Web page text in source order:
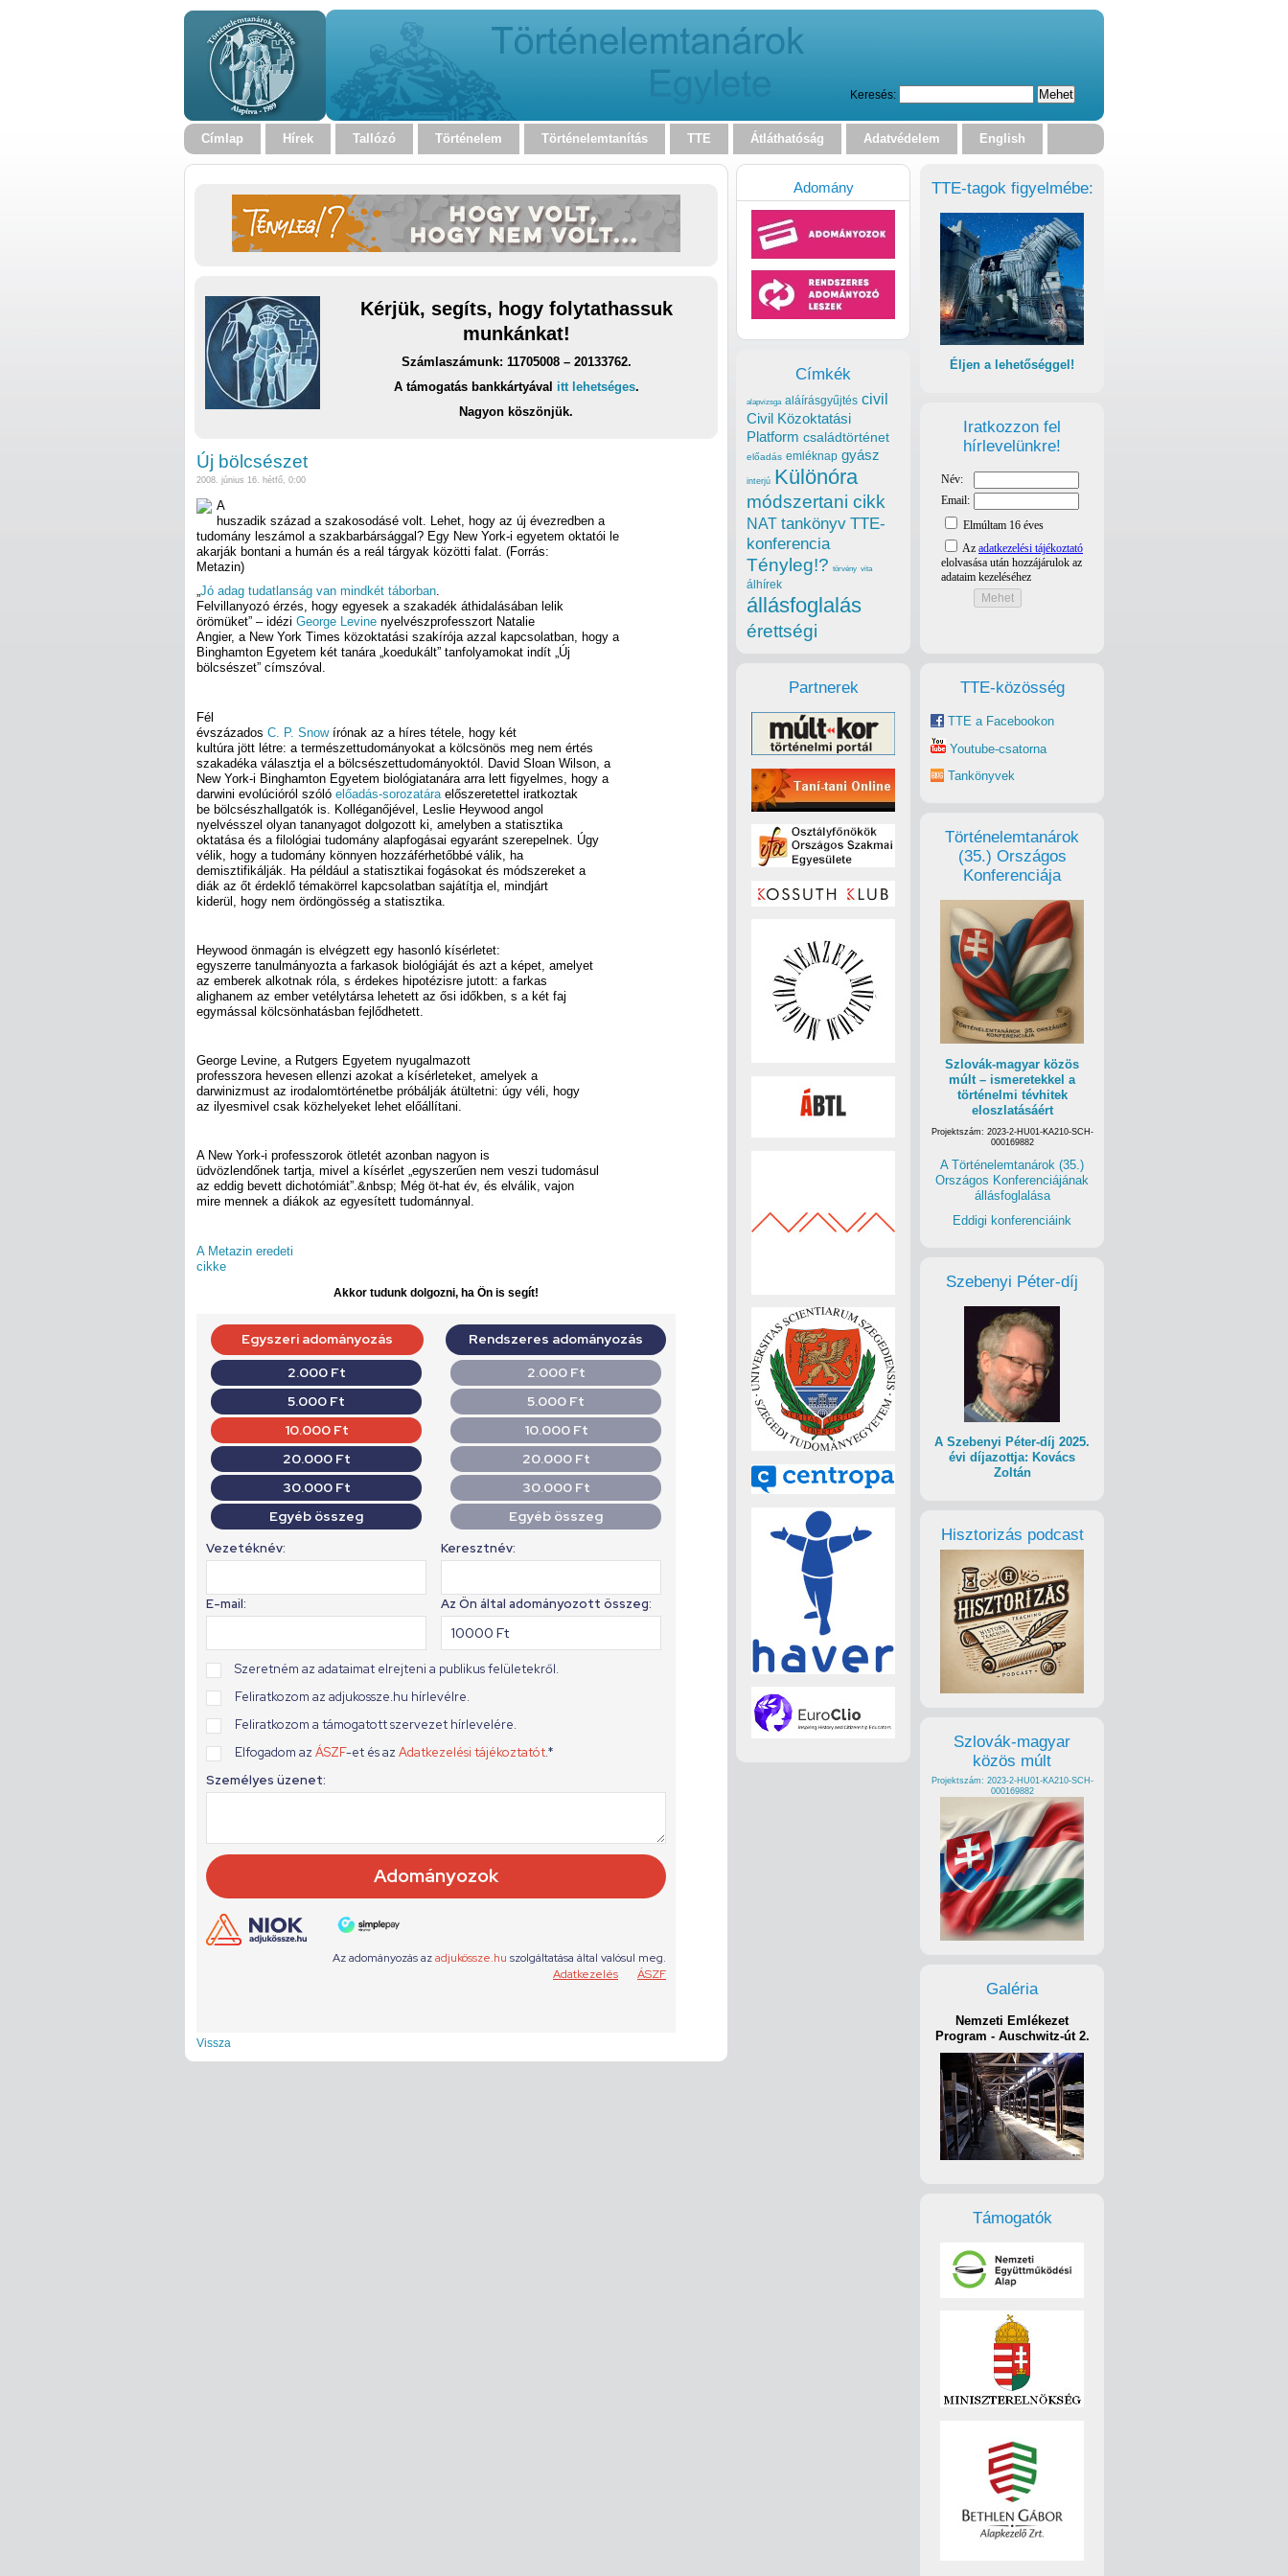
Keresés:
Címlap Hírek Tallózó Történelem Történelemtanítás TTE Átláthatóság Adatvédelem English
Kérjük, segíts, hogy folytathassuk
munkánkat!
Számlaszámunk: 11705008 – 20133762.
A támogatás bankkártyával itt lehetséges.
Nagyon köszönjük.
Új bölcsészet
2008. június 16. hétfő, 0:00
A
huszadik század a szakosodásé volt. Lehet, hogy az új évezredben a
tudomány leszámol a szakbarbársággal? Egy New York-i egyetem oktatói le
akarják bontani a humán és a reál tárgyak közötti falat. (Forrás:
Metazin)
„Jó adag tudatlanság van mindkét táborban.
Felvillanyozó érzés, hogy egyesek a szakadék áthidalásában lelik
örömüket” – idézi George Levine nyelvészprofesszort Natalie
Angier, a New York Times közoktatási szakírója azzal kapcsolatban, hogy a
Binghamton Egyetem két tanára „koedukált” tanfolyamokat indít „Új
bölcsészet” címszóval.
Fél
évszázados C. P. Snowírónak az a híres tétele, hogy két
kultúra jött létre: a természettudományokat a kölcsönös meg nem értés
szakadéka választja el a bölcsészettudományoktól. David Sloan Wilson, a
New York-i Binghamton Egyetem biológiatanára arra lett figyelmes, hogy a
darwini evolúcióról szóló előadás-sorozatára előszeretettel iratkoztak
be bölcsészhallgatók is. Kolléganőjével, Leslie Heywood angol
nyelvésszel olyan tananyagot dolgozott ki, amelyben a statisztika
oktatása és a filológiai tudomány alapfogásai egyaránt szerepelnek. Úgy
vélik, hogy a tudomány könnyen hozzáférhetőbbé válik, ha
demisztifikálják. Ha például a statisztikai fogásokat és módszereket a
diák az őt érdeklő témakörrel kapcsolatban sajátítja el, mindjárt
kiderül, hogy nem ördöngösség a statisztika.
Heywood önmagán is elvégzett egy hasonló kísérletet:
egyszerre tanulmányozta a farkasok biológiáját és azt a képet, amelyet
az emberek alkotnak róla, s érdekes hipotézisre jutott: a farkas
alighanem az ember vetélytársa lehetett az ősi időkben, s a két faj
egymással kölcsönhatásban fejlődhetett.
George Levine, a Rutgers Egyetem nyugalmazott
professzora hevesen ellenzi azokat a kísérleteket, amelyek a
darwinizmust az irodalomtörténetbe próbálják átültetni: úgy véli, hogy
az ilyesmivel csak közhelyeket lehet előállítani.
A New York-i professzorok ötletét azonban nagyon is
üdvözlendőnek tartja, mivel a kísérlet „egyszerűen nem veszi tudomásul
az eddig bevett dichotómiát”.&nbsp; Még öt-hat év, és elválik, vajon
mire mennek a diákok az egyesített tudománnyal.
A Metazin eredeti
cikke
Akkor tudunk dolgozni, ha Ön is segít!
Vissza
TTE-tagok figyelmébe:
Éljen a lehetőséggel!
Iratkozzon fel
hírlevelünkre!
TTE-közösség
TTE a Facebookon
Youtube-csatorna
Tankönyvek
Történelemtanárok
(35.) Országos
Konferenciája
Szlovák-magyar közös
múlt – ismeretekkel a
történelmi tévhitek
eloszlatásáért
Projektszám: 2023-2-HU01-KA210-SCH-
000169882
A Történelemtanárok (35.)
Országos Konferenciájának
állásfoglalása
Eddigi konferenciáink
Szebenyi Péter-díj
A Szebenyi Péter-díj 2025.
évi díjazottja: Kovács
Zoltán
Hisztorizás podcast
Szlovák-magyar
közös múlt
Projektszám: 2023-2-HU01-KA210-SCH-
000169882
Galéria
Nemzeti Emlékezet
Program - Auschwitz-út 2.
Támogatók
Adomány
Címkék
alapvizsga aláírásgyűjtés civil
Civil Közoktatási
Platform családtörténet
előadás emléknap gyász
interjú Különóra
módszertani cikk
NAT tankönyv TTE-
konferencia
Tényleg!? törvény vita
álhírek
állásfoglalás
érettségi
Partnerek